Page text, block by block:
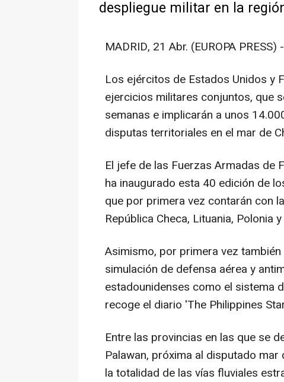
despliegue militar en la
MADRID, 21 Abr. (EUROPA PRESS) -
Los ejércitos de Estados Unidos y
ejercicios militares conjuntos, que
semanas e implicarán a unos
disputas territoriales en el mar de
El jefe de las Fuerzas Armadas de
ha inaugurado esta 40 edición de
que por primera vez contarán con
República Checa, Lituania, Polonia
Asimismo, por primera vez
simulación de defensa aérea y
estadounidenses como el sistema
recoge el diario 'The Philippines
Entre las provincias en las que se
Palawan, próxima al disputado
la totalidad de las vías fluviales